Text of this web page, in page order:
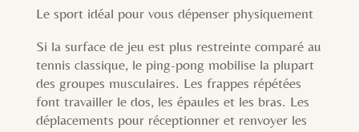
Le sport idéal pour vous dépenser physiquement
Si la surface de jeu est plus restreinte comparé au
tennis classique, le ping-pong mobilise la plupart
des groupes musculaires. Les frappes répétées
font travailler le dos, les épaules et les bras. Les
déplacements pour réceptionner et renvoyer les